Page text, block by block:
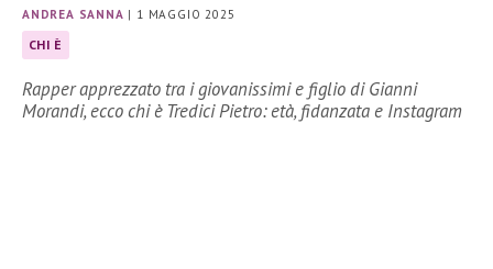
ANDREA SANNA | 1 MAGGIO 2025
CHI È
Rapper apprezzato tra i giovanissimi e figlio di Gianni
Morandi, ecco chi è Tredici Pietro: età, fidanzata e Instagram